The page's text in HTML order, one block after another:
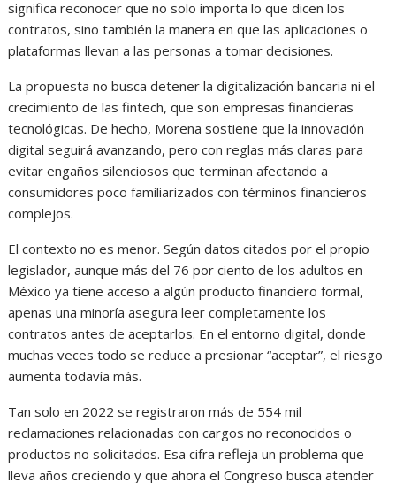
significa reconocer que no solo importa lo que dicen los
contratos, sino también la manera en que las aplicaciones o
plataformas llevan a las personas a tomar decisiones.
La propuesta no busca detener la digitalización bancaria ni el
crecimiento de las fintech, que son empresas financieras
tecnológicas. De hecho, Morena sostiene que la innovación
digital seguirá avanzando, pero con reglas más claras para
evitar engaños silenciosos que terminan afectando a
consumidores poco familiarizados con términos financieros
complejos.
El contexto no es menor. Según datos citados por el propio
legislador, aunque más del 76 por ciento de los adultos en
México ya tiene acceso a algún producto financiero formal,
apenas una minoría asegura leer completamente los
contratos antes de aceptarlos. En el entorno digital, donde
muchas veces todo se reduce a presionar “aceptar”, el riesgo
aumenta todavía más.
Tan solo en 2022 se registraron más de 554 mil
reclamaciones relacionadas con cargos no reconocidos o
productos no solicitados. Esa cifra refleja un problema que
lleva años creciendo y que ahora el Congreso busca atender